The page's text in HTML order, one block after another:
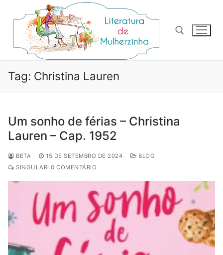
para
conteúdo
Pesquisar por:
Tag: Christina Lauren
Um sonho de férias – Christina
Lauren – Cap. 1952
BETA 15 DE SETEMBRO DE 2024
BLOG
SINGULAR: 0 COMENTÁRIO